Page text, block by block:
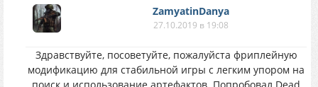
ZamyatinDanya
27.10.2019 в 19:08
Здравствуйте, посоветуйте, пожалуйста фриплейную
модификацию для стабильной игры с легким упором на